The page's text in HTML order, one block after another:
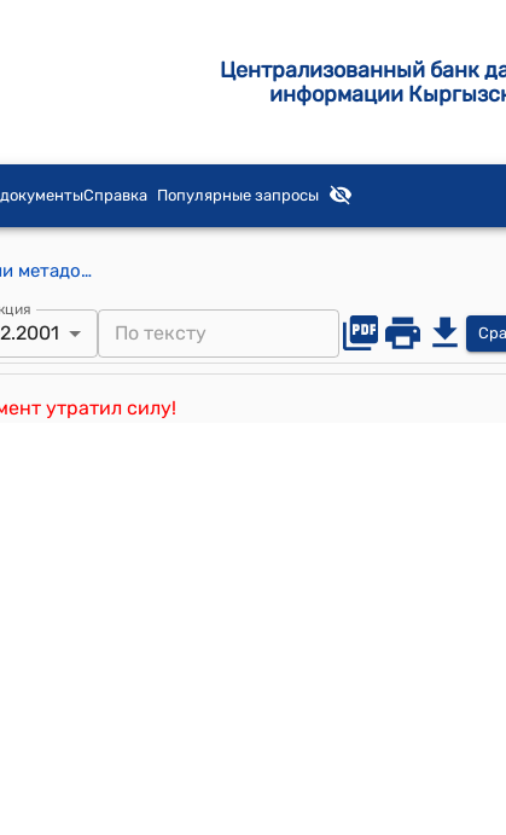
Централизованный банк
информации
Справка Популярные запросы
Положение об условиях и порядке проведения заместительной терапии метадоном в Кыргызской Республике (Утверждено приказом Министерства здравоохранения Кыргызской Республики от 15 февраля 2001 года № 41)
утратил силу!